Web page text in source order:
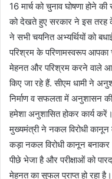
16 मार्च को चुनाव घोषणा होने
को देखते हुए सरकार ने इस तरह
ने सभी चयनित अभ्यर्थियों को
परिश्रम के परिणामस्वरूप
मेहनत और परिश्रम करने वाले
किए जा रहे हैं. सीएम धामी ने
निर्माण व सफलता में अनुशासन
हमेशा अनुशासित होकर कार्य करें।
मुख्यमंत्री ने नकल विरोधी
कड़ा नकल विरोधी कानून
पीछे भेजा है और परीक्षाओं को
मेहनत का सुफल प्राप्त हो रहा